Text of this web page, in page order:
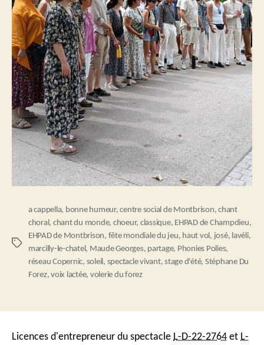
Étiquettes
a cappella, bonne humeur,centre social de Montbrison,chant
choral, chant du monde, choeur, classique, EHPAD de Champdieu,
EHPAD de Montbrison, fête mondiale du jeu, haut vol, josé, lavéli,
marcilly-le-chatel, Maude Georges, partage, Phonies Polies,
réseau Copernic, soleil, spectacle vivant,stage d'été, Stéphane Du
Forez,voix lactée, volerie du forez
Licences d'entrepreneur du spectacle L-D-22-2764 et L-